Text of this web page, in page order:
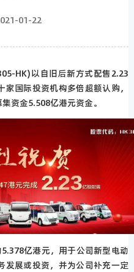
01-22
HK)以自旧后新方式配售2.23
国际投资机构多倍超额认购，
资金5.508亿港元资金。
5.378亿港元，用于公司新型电动
发展或投资，并为公司补充一定